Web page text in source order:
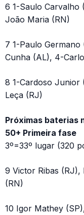
6 1-Saulo Carvalho
João Maria (RN)
7 1-Paulo Germano
Cunha (AL), 4-
8 1-Cardoso Junior
Leça (RJ)
Próximas baterias
50+ Primeira fase
3º=33º lugar (320
9 Victor Ribas
(RN)
10 Igor Mathey